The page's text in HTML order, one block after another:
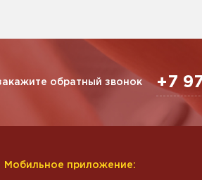
обратный звонок +7
Мобильное приложение: